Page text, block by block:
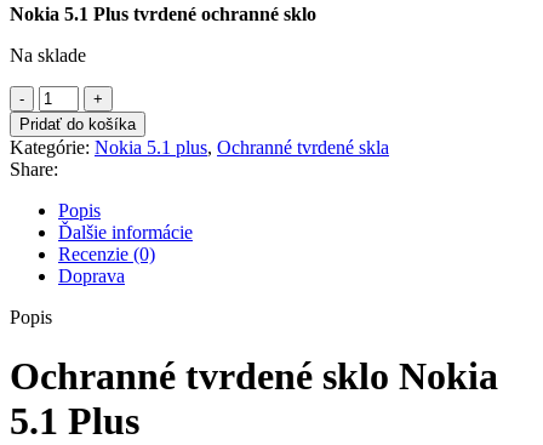
Nokia 5.1 Plus tvrdené ochranné sklo
Na sklade
množstvo
Ochranné
tvrdené
sklo
Nokia
5.1
Plus
Pridať do košíka
Kategórie: Nokia 5.1 plus, Ochranné tvrdené skla
Share:
Popis
Ďalšie informácie
Recenzie (0)
Doprava
Popis
Ochranné tvrdené sklo Nokia
5.1 Plus